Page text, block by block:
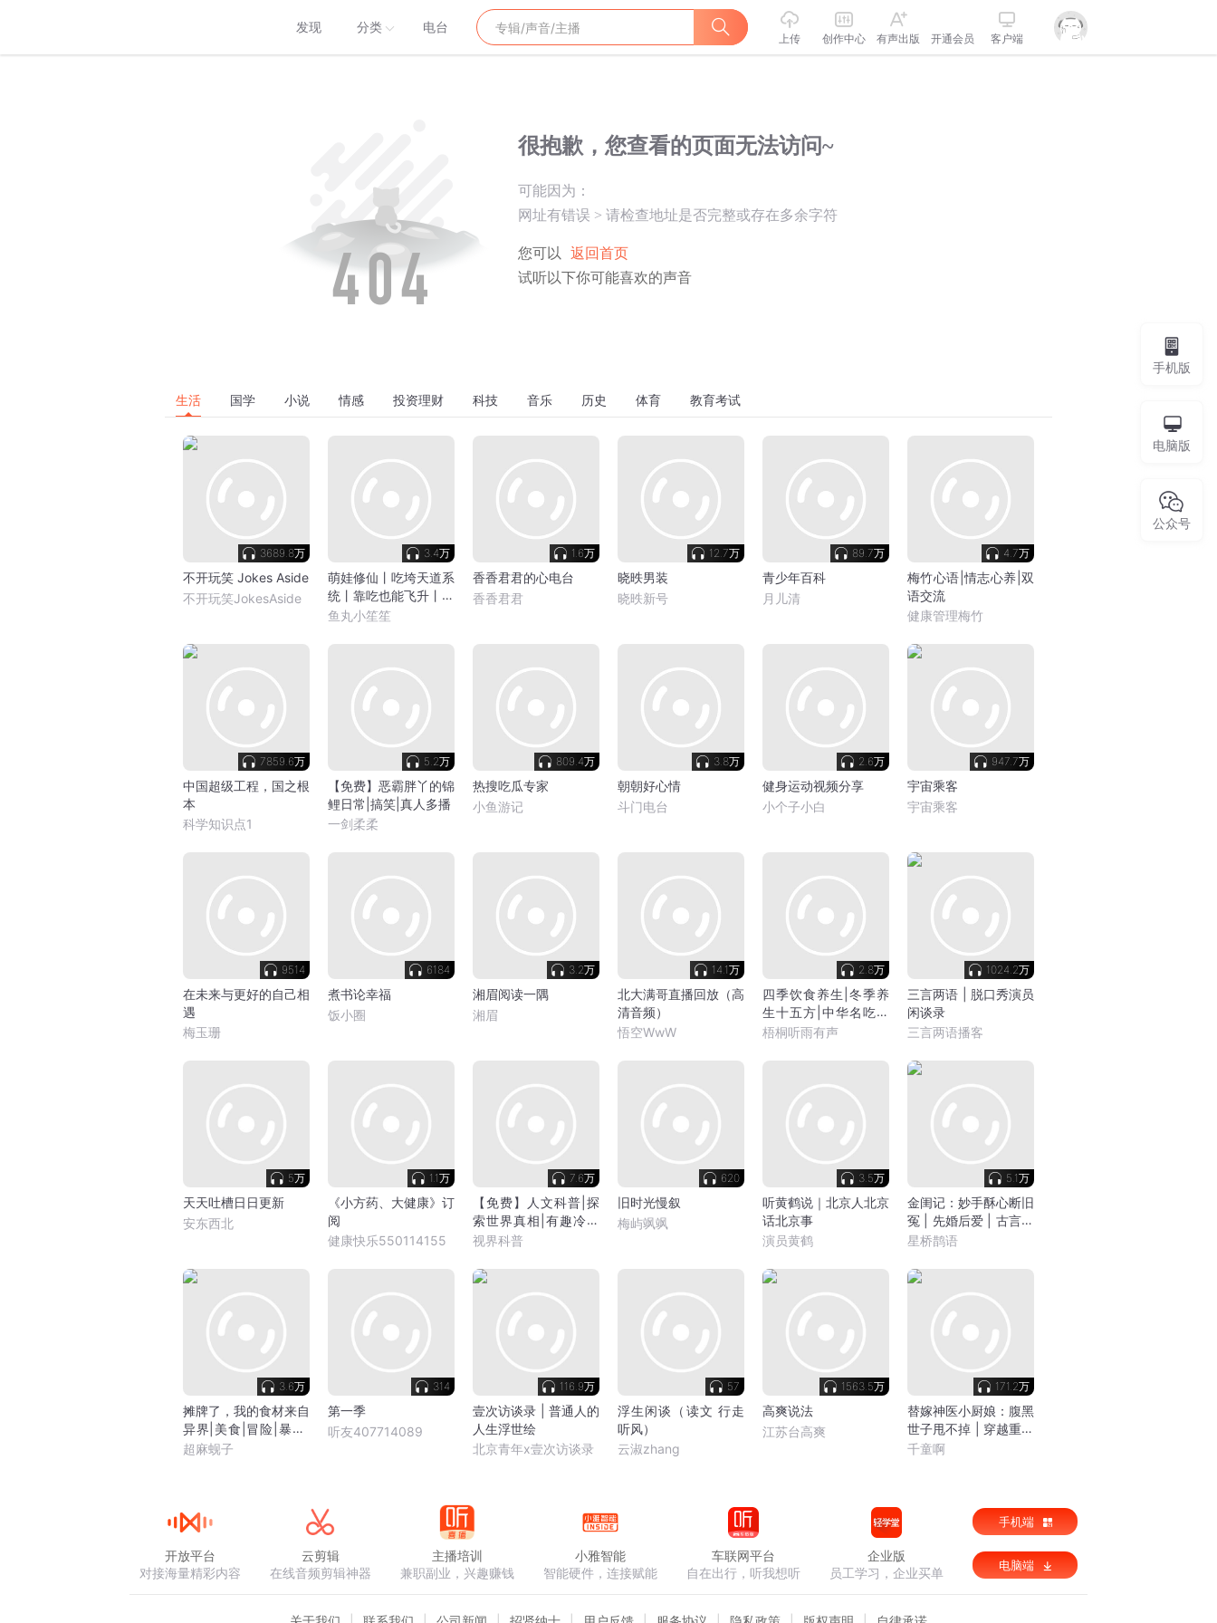
发现 分类 电台
上传 创作中心 有声出版 开通会员 客户端
很抱歉，您查看的页面无法访问~
可能因为：
网址有错误 > 请检查地址是否完整或存在多余字符
您可以
返回首页
试听以下你可能喜欢的声音
生活 国学 小说 情感 投资理财 科技 音乐 历史 体育 教育考试
3689.8万
不开玩笑 Jokes Aside
不开玩笑JokesAside
3.4万
萌娃修仙丨吃垮天道系
统丨靠吃也能飞升丨搞
笑休闲日常
鱼丸小笙笙
1.6万
香香君君的心电台
香香君君
12.7万
晓昳男装
晓昳新号
89.7万
青少年百科
月儿清
4.7万
梅竹心语|情志心养|双
语交流
健康管理梅竹
7859.6万
中国超级工程，国之根
本
科学知识点1
5.2万
【免费】恶霸胖丫的锦
鲤日常|搞笑|真人多播
一剑柔柔
809.4万
热搜吃瓜专家
小鱼游记
3.8万
朝朝好心情
斗门电台
2.6万
健身运动视频分享
小个子小白
947.7万
宇宙乘客
宇宙乘客
9514
在未来与更好的自己相
遇
梅玉珊
6184
煮书论幸福
饭小圈
3.2万
湘眉阅读一隅
湘眉
14.1万
北大满哥直播回放（高
清音频）
悟空WwW
2.8万
四季饮食养生|冬季养
生十五方|中华名吃背
后的故事
梧桐听雨有声
1024.2万
三言两语 | 脱口秀演员
闲谈录
三言两语播客
5万
天天吐槽日日更新
安东西北
1.1万
《小方药、大健康》订
阅
健康快乐550114155
7.6万
【免费】人文科普|探
索世界真相|有趣冷知
识
视界科普
620
旧时光慢叙
梅屿飒飒
3.5万
听黄鹤说｜北京人北京
话北京事
演员黄鹤
5.1万
金闺记：妙手酥心断旧
冤 | 先婚后爱 | 古言甜
宠 | 穿越 | 种田 | 翻案
星桥鹊语
3.6万
摊牌了，我的食材来自
异界|美食|冒险|暴富|
爽文|搞笑|系统金手
超麻蚬子
314
第一季
听友407714089
116.9万
壹次访谈录 | 普通人的
人生浮世绘
北京青年x壹次访谈录
57
浮生闲谈（读文 行走
听风）
云淑zhang
1563.5万
高爽说法
江苏台高爽
171.2万
替嫁神医小厨娘：腹黑
世子甩不掉 | 穿越重生
| 沙雕 | 甜宠 | 先婚后
千童啊
手机版
电脑版
公众号
开放平台
对接海量精彩内容
云剪辑
在线音频剪辑神器
主播培训
兼职副业，兴趣赚钱
小雅智能
智能硬件，连接赋能
车联网平台
自在出行，听我想听
企业版
员工学习，企业买单
手机端
电脑端